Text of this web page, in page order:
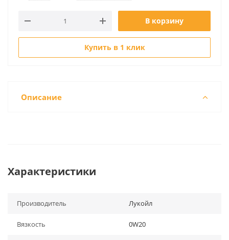
В корзину
Купить в 1 клик
Описание
Характеристики
Производитель Лукойл
Вязкость 0W20